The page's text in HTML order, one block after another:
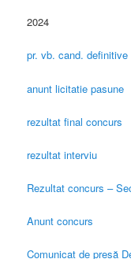
2024
pr. vb. cand. definitive
anunt licitatie pasune
rezultat final concurs
rezultat interviu
Rezultat concurs –
Anunt concurs
Comunicat de presă